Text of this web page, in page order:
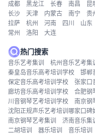
成都
黑龙江 长春 南昌 昆
长沙
天津 内蒙古 南宁 贵
拉萨
杭州 河南 四川 山东
常州
洛阳 大连
热门搜索
音乐艺考集训 杭州音乐艺考集
秦皇岛音乐高考培训学校
邯郸
保定音乐高考培训学校
张家口
廊坊音乐高考培训学校
合肥钢
川音钢琴艺考培训学校
南京钢
沈阳正规声乐艺考培训哪家口碑
南京钢琴艺考集训
济南音乐集
二胡培训
器乐培训 音乐培训